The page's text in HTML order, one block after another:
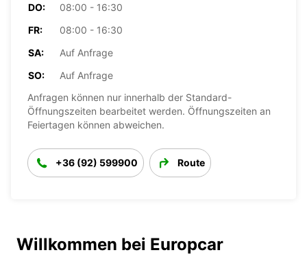
DO:
08:00 - 16:30
FR:
08:00 - 16:30
SA:
Auf Anfrage
SO:
Auf Anfrage
Anfragen können nur innerhalb der Standard-
Öffnungszeiten bearbeitet werden. Öffnungszeiten an
Feiertagen können abweichen.
+36 (92) 599900 Route
Willkommen bei Europcar